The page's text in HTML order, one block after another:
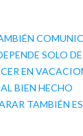
SOLO
EN
BIEN HECHO
TAMBIÉN